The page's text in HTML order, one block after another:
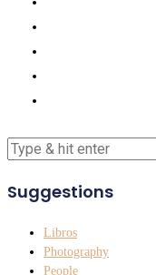
Suggestions
Libros
Photography
People